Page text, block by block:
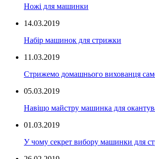
Ножі для машинки
14.03.2019
Набір машинок для стрижки
11.03.2019
Стрижемо домашнього вихованця
05.03.2019
Навіщо майстру машинка для
01.03.2019
У чому секрет вибору машинки для